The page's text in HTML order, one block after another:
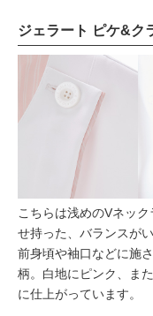
ジェラート ピケ&ク
こちらは浅めのVネッ
せ持った、バランスが
前身頃や袖口などに施
柄。白地にピンク、ま
に仕上がっています。